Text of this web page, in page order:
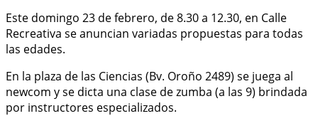
Este domingo 23 de febrero, de 8.30 a 12.30, en Calle
Recreativa se anuncian variadas propuestas para todas
las edades.
En la plaza de las Ciencias (Bv. Oroño 2489) se juega al
newcom y se dicta una clase de zumba (a las 9) brindada
por instructores especializados.